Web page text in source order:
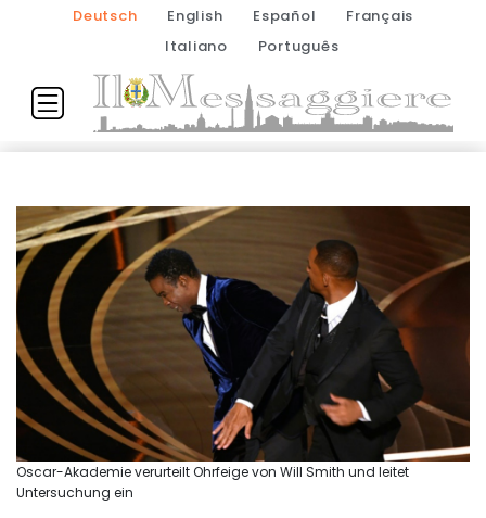
Deutsch English Español
Français
Italiano
Português
Oscar-Akademie verurteilt Ohrfeige von Will Smith und leitet
Untersuchung ein